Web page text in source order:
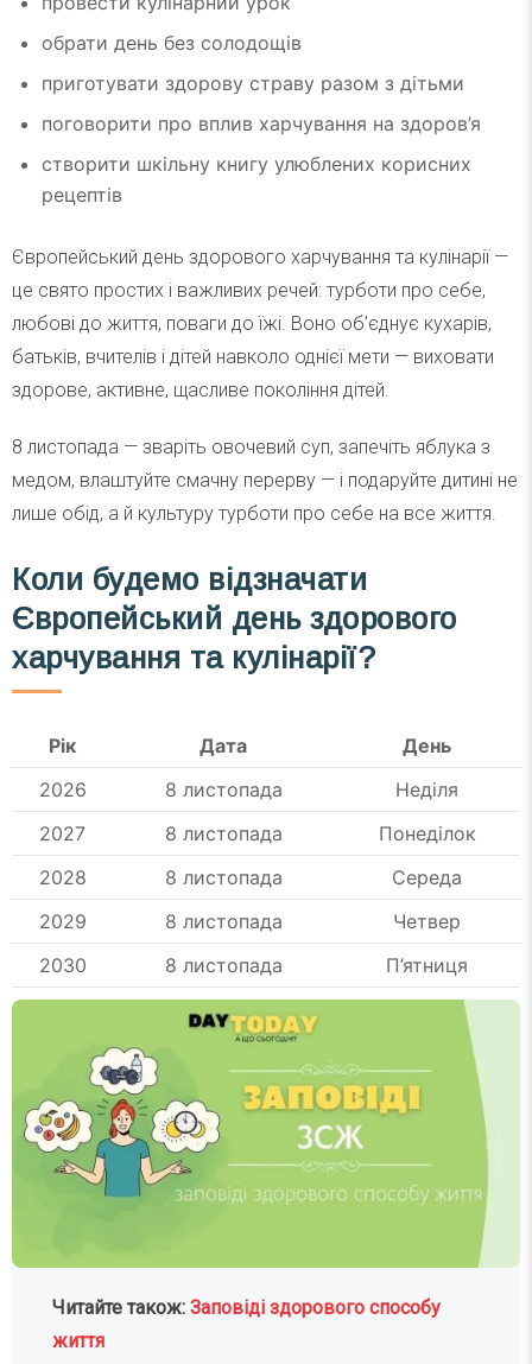
обрати день без солодощів
приготувати здорову страву разом з дітьми
поговорити про вплив харчування на здоров’я
створити шкільну книгу улюблених корисних
рецептів
Європейський день здорового харчування та кулінарії —
це свято простих і важливих речей: турботи про себе,
любові до життя, поваги до їжі. Воно об’єднує кухарів,
батьків, вчителів і дітей навколо однієї мети — виховати
здорове, активне, щасливе покоління дітей.
8 листопада — зваріть овочевий суп, запечіть яблука з
медом, влаштуйте смачну перерву — і подаруйте дитині не
лише обід, а й культуру турботи про себе на все життя.
Коли будемо відзначати
Європейський день здорового
харчування та кулінарії?
Рік Дата
День
2026
8 листопада
Неділя
2027
8 листопада
Понеділок
2028
8 листопада
Середа
2029
8 листопада
Четвер
2030
8 листопада П’ятниця
Читайте також:Заповіді здорового способу
життя